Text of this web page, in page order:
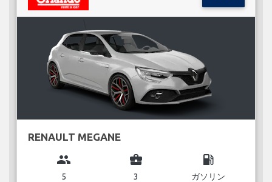
RENAULT MEGANE
group
5
business_center
3
local_gas_station
ガソリン